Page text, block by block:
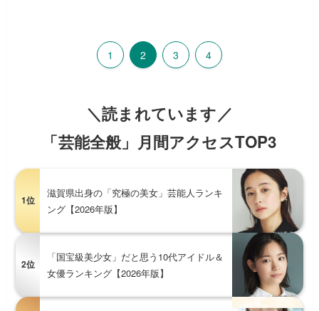
1 2 3 4
＼読まれています／
「芸能全般」月間アクセスTOP3
1位
滋賀県出身の「究極の美女」芸能人ランキ
ング【2026年版】
2位
「国宝級美少女」だと思う10代アイドル＆
女優ランキング【2026年版】